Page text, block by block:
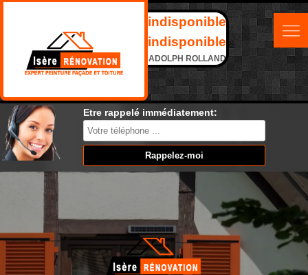
indisponible
indisponible
ADOLPH ROLLAND
Etre rappelé immédiatement: